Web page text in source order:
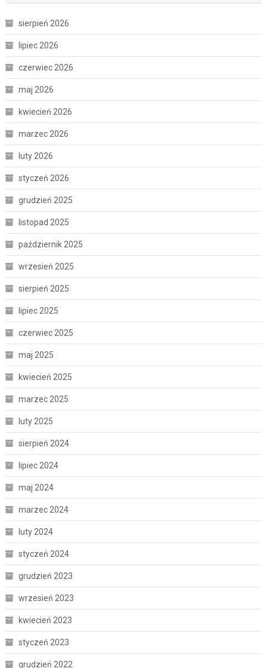
sierpień 2026
lipiec 2026
czerwiec 2026
maj 2026
kwiecień 2026
marzec 2026
luty 2026
styczeń 2026
grudzień 2025
listopad 2025
październik 2025
wrzesień 2025
sierpień 2025
lipiec 2025
czerwiec 2025
maj 2025
kwiecień 2025
marzec 2025
luty 2025
sierpień 2024
lipiec 2024
maj 2024
marzec 2024
luty 2024
styczeń 2024
grudzień 2023
wrzesień 2023
kwiecień 2023
styczeń 2023
grudzień 2022